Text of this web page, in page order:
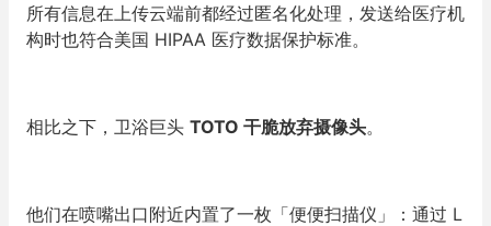
所有信息在上传云端前都经过匿名化处理，发送给医疗机
构时也符合美国 HIPAA 医疗数据保护标准。
相比之下，卫浴巨头 TOTO 干脆放弃摄像头。
他们在喷嘴出口附近内置了一枚 「便便扫描仪 」
：通过 L